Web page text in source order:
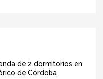
de 2 dormitorios en
de Córdoba